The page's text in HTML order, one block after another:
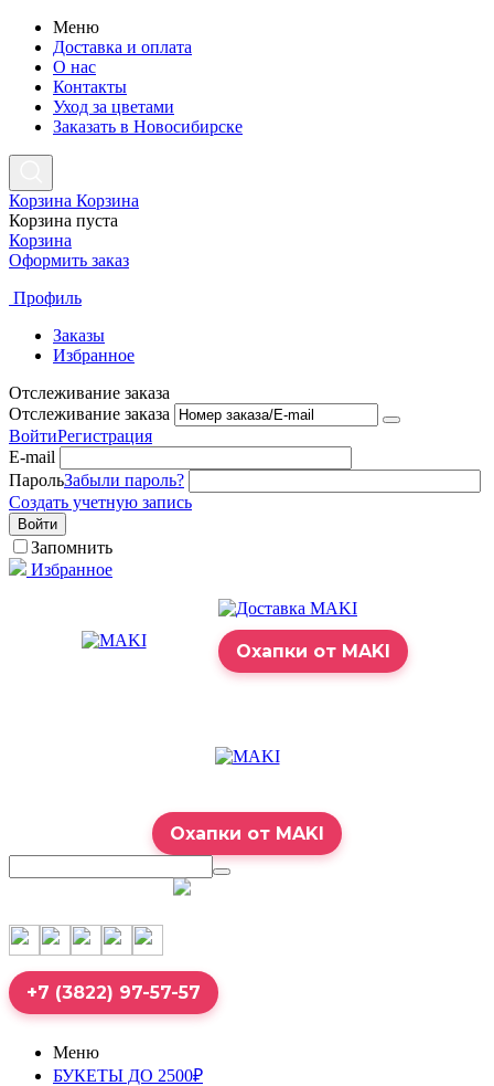
Меню
Доставка и оплата
О нас
Контакты
Уход за цветами
Заказать в Новосибирске
Корзина Корзина
Корзина пуста
Корзина
Оформить заказ
Профиль
Заказы
Избранное
Отслеживание заказа
Отслеживание заказа
ВойтиРегистрация
E-mail
ПарольЗабыли пароль?
Создать учетную запись
Войти
Запомнить
Избранное
Охапки от MAKI
Охапки от MAKI
+7 (3822) 97-57-57
Меню
БУКЕТЫ ДО 2500₽